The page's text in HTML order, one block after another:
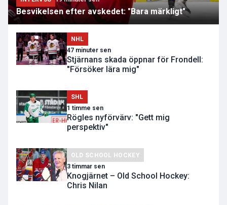
Besvikelsen efter avskedet: "Bara märkligt"
NHL
47 minuter sen
Stjärnans skada öppnar för Frondell:
"Försöker lära mig"
SHL
1 timme sen
Rögles nyförvärv: "Gett mig
perspektiv"
OLD SCHOOL HOCKEY
3 timmar sen
Knogjärnet – Old School Hockey:
Chris Nilan